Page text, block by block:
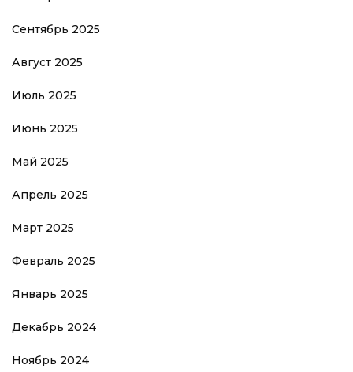
Сентябрь 2025
Август 2025
Июль 2025
Июнь 2025
Май 2025
Апрель 2025
Март 2025
Февраль 2025
Январь 2025
Декабрь 2024
Ноябрь 2024